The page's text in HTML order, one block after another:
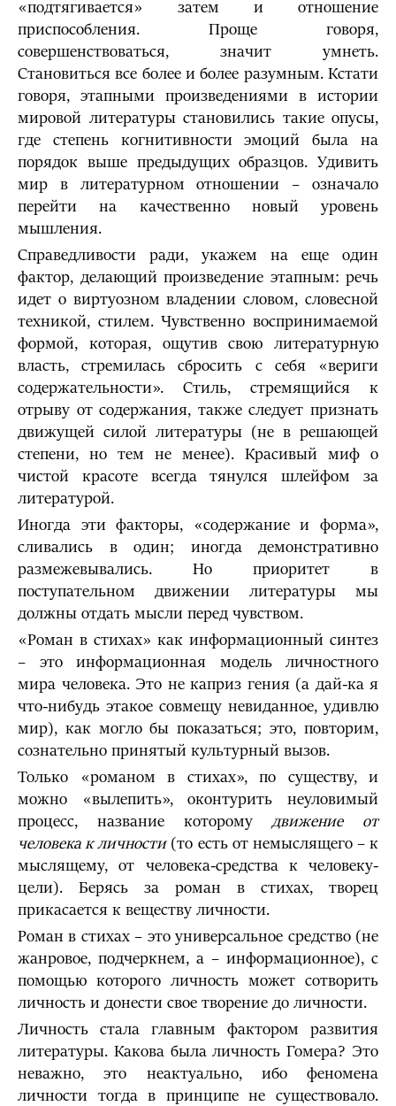
«подтягивается» затем и отношение
приспособления. Проще говоря,
совершенствоваться, значит умнеть.
Становиться все более и более разумным. Кстати
говоря, этапными произведениями в истории
мировой литературы становились такие опусы,
где степень когнитивности эмоций была на
порядок выше предыдущих образцов. Удивить
мир в литературном отношении – означало
перейти на качественно новый уровень
мышления.
Справедливости ради, укажем на еще один
фактор, делающий произведение этапным: речь
идет о виртуозном владении словом, словесной
техникой, стилем. Чувственно воспринимаемой
формой, которая, ощутив свою литературную
власть, стремилась сбросить с себя «вериги
содержательности». Стиль, стремящийся к
отрыву от содержания, также следует признать
движущей силой литературы (не в решающей
степени, но тем не менее). Красивый миф о
чистой красоте всегда тянулся шлейфом за
литературой.
Иногда эти факторы, «содержание и форма»,
сливались в один; иногда демонстративно
размежевывались. Но приоритет в
поступательном движении литературы мы
должны отдать мысли перед чувством.
«Роман в стихах» как информационный синтез
– это информационная модель личностного
мира человека. Это не каприз гения (а дай-ка я
что-нибудь этакое совмещу невиданное, удивлю
мир), как могло бы показаться; это, повторим,
сознательно принятый культурный вызов.
Только «романом в стихах», по существу, и
можно «вылепить», оконтурить неуловимый
процесс, название которомудвижение от
человека к личности (то есть от немыслящего – к
мыслящему, от человека-средства к человеку-
цели). Берясь за роман в стихах, творец
прикасается к веществу личности.
Роман в стихах – это универсальное средство (не
жанровое, подчеркнем, а – информационное), с
помощью которого личность может сотворить
личность и донести свое творение до личности.
Личность стала главным фактором развития
литературы. Какова была личность Гомера? Это
неважно, это неактуально, ибо феномена
личности тогда в принципе не существовало.